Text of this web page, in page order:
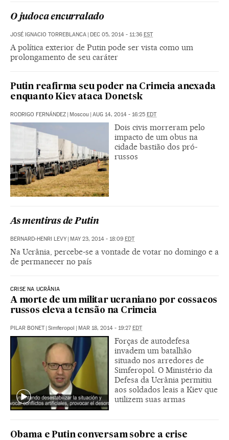
O judoca encurralado
JOSÉ IGNACIO TORREBLANCA | DEC 05, 2014 - 11:36 EST
A política exterior de Putin pode ser vista como um
prolongamento de seu caráter
Putin reafirma seu poder na Crimeia anexada
enquanto Kiev ataca Donetsk
RODRIGO FERNÁNDEZ | Moscou | AUG 14, 2014 - 16:25 EDT
Dois civis morreram pelo
impacto de um obus na
cidade bastião dos pró-
russos
As mentiras de Putin
BERNARD-HENRI LEVY | MAY 23, 2014 - 18:09 EDT
Na Ucrânia, percebe-se a vontade de votar no domingo e a
de permanecer no país
CRISE NA UCRÂNIA
A morte de um militar ucraniano por cossacos
russos eleva a tensão na Crimeia
PILAR BONET | Simferopol | MAR 18, 2014 - 19:27EDT
Forças de autodefesa
invadem um batalhão
situado nos arredores de
Simferopol. O Ministério da
Defesa da Ucrânia permitiu
aos soldados leais a Kiev que
utilizem suas armas
Obama e Putin conversam sobre a crise